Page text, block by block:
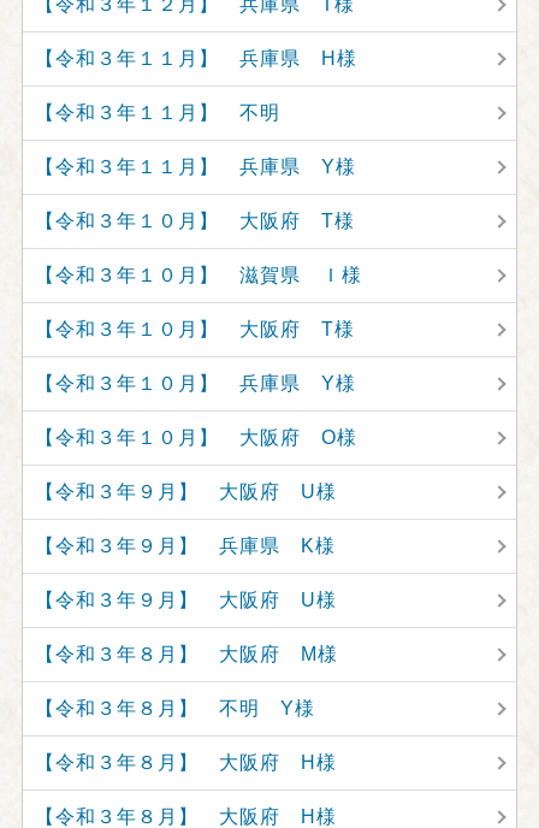
【令和３年１２月】 兵庫県 T様
【令和３年１１月】 兵庫県 H様
【令和３年１１月】 不明
【令和３年１１月】 兵庫県 Y様
【令和３年１０月】 大阪府 T様
【令和３年１０月】 滋賀県 Ｉ様
【令和３年１０月】 大阪府 T様
【令和３年１０月】 兵庫県 Y様
【令和３年１０月】 大阪府 O様
【令和３年９月】 大阪府 U様
【令和３年９月】 兵庫県 K様
【令和３年９月】 大阪府 U様
【令和３年８月】 大阪府 M様
【令和３年８月】 不明 Y様
【令和３年８月】 大阪府 H様
【令和３年８月】 大阪府 H様